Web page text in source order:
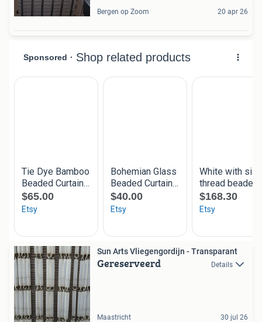
Bergen op Zoom 20 apr 26
Sun Arts Vliegengordijn - Transparant
Gereserveerd Details
Maastricht 30 jul 26